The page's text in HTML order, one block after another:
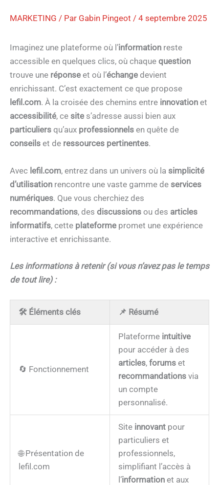
MARKETING / Par Gabin Pingeot / 4 septembre 2025
Imaginez une plateforme où l’information reste
accessible en quelques clics, où chaque question
trouve une réponse et où l’échange devient
enrichissant. C’est exactement ce que propose
lefil.com. À la croisée des chemins entre innovation et
accessibilité, ce site s’adresse aussi bien aux
particuliers qu’aux professionnels en quête de
conseils et de ressources pertinentes.
Avec lefil.com, entrez dans un univers où la simplicité
d’utilisation rencontre une vaste gamme de services
numériques. Que vous cherchiez des
recommandations, des discussions ou des articles
informatifs, cette plateforme promet une expérience
interactive et enrichissante.
Les informations à retenir (si vous n’avez pas le temps
de tout lire) :
🛠️ Éléments clés 📌 Résumé
🔄 Fonctionnement
Plateforme intuitive
pour accéder à des
articles, forums et
recommandations via
un compte
personnalisé.
🌐 Présentation de
lefil.com
Site innovant pour
particuliers et
professionnels,
simplifiant l’accès à
l’information et aux